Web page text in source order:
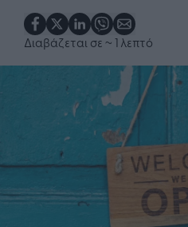
Διαβάζεται σε ~ 1 λεπτό